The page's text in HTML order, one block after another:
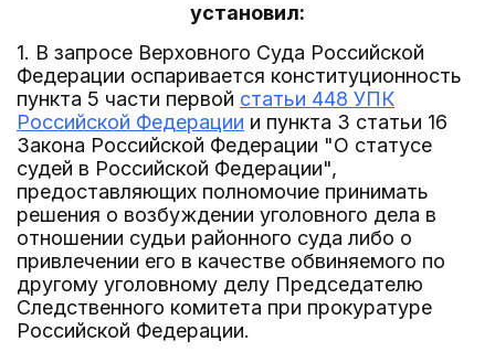
установил:
1. В запросе Верховного Суда Российской
Федерации оспаривается конституционность
пункта 5 части первой статьи 448 УПК
Российской Федерации и пункта 3 статьи 16
Закона Российской Федерации "О статусе
судей в Российской Федерации",
предоставляющих полномочие принимать
решения о возбуждении уголовного дела в
отношении судьи районного суда либо о
привлечении его в качестве обвиняемого по
другому уголовному делу Председателю
Следственного комитета при прокуратуре
Российской Федерации.